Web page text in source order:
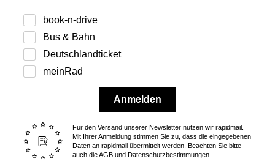
book-n-drive
Bus & Bahn
Deutschlandticket
meinRad
Anmelden
Für den Versand unserer Newsletter nutzen wir rapidmail.
Mit Ihrer Anmeldung stimmen Sie zu, dass die eingegebenen
Daten an rapidmail übermittelt werden. Beachten Sie bitte
auch dieAGB und Datenschutzbestimmungen